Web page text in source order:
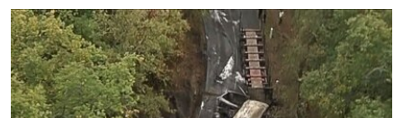
Skip
to
Search
ӘЛЕУМЕТ
ӘЛЕМ
АРНАЙЫ ЖОБАЛАР